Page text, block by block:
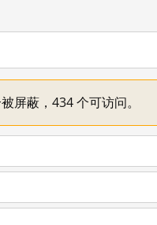
蔽，434 个可访问。